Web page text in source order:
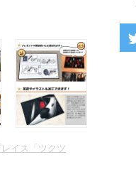
イス「ツクツ